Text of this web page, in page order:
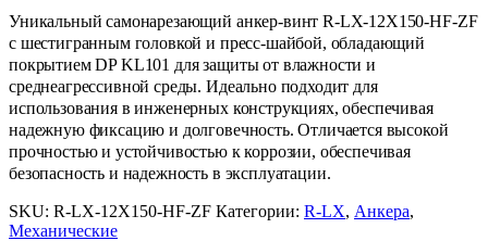
Уникальный самонарезающий анкер-винт R-LX-12X150-HF-ZF
с шестигранным головкой и пресс-шайбой, обладающий
покрытием DP KL101 для защиты от влажности и
среднеагрессивной среды. Идеально подходит для
использования в инженерных конструкциях, обеспечивая
надежную фиксацию и долговечность. Отличается высокой
прочностью и устойчивостью к коррозии, обеспечивая
безопасность и надежность в эксплуатации.
SKU: R-LX-12X150-HF-ZF Категории: R-LX, Анкера,
Механические